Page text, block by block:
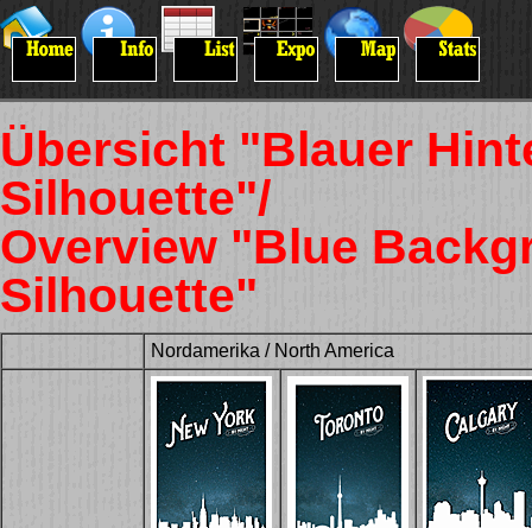
Übersicht "Blauer
Silhouette"/
Overview "Blue
Silhouette"
Nordamerika / North America